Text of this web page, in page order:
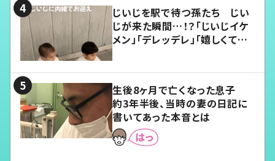
じいじを駅で待つ孫たち じい
じが来た瞬間…！？「じいじイケ
メン」「デレッデレ」「嬉しくて可
生後8ヶ月で亡くなった息子
約3年半後、当時の妻の日記に
書いてあった本音とは